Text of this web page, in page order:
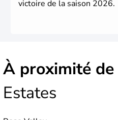
victoire de la saison 2026.
À proximité de
Estates